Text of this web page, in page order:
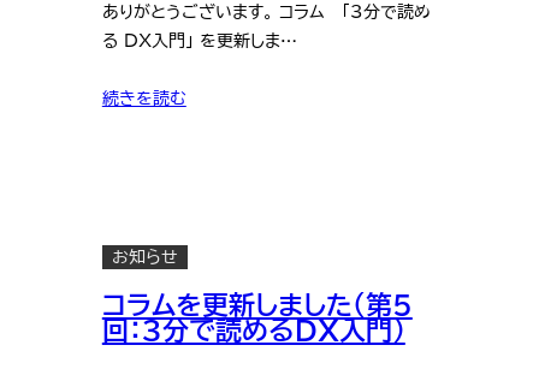
ありがとうございます。 コラム 「3分で読め
る DX入門」 を更新しま…
続きを読む
お知らせ
コラムを更新しました（第5
回：3分で読めるDX入門）